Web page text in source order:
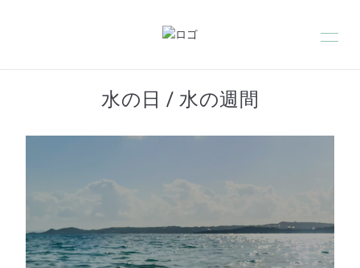
水の日 / 水の週間